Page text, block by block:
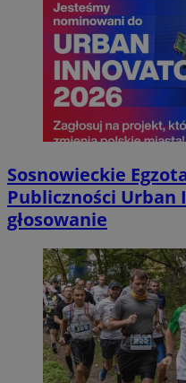
Sosnowieckie
Publiczności Urban
głosowanie